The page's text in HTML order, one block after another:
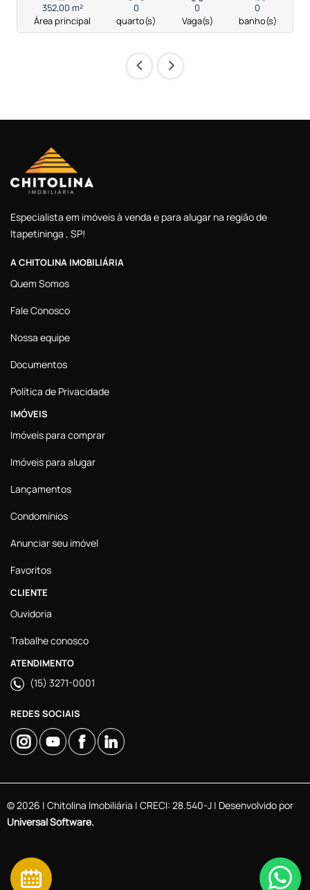
352,00 m²
Área principal
0
quarto(s)
0
Vaga(s)
0
banho(s)
‹ ›
Especialista em imóveis à venda e para alugar na região de
Itapetininga , SP!
A CHITOLINA IMOBILIÁRIA
Quem Somos
Fale Conosco
Nossa equipe
Documentos
Política de Privacidade
IMÓVEIS
Imóveis para comprar
Imóveis para alugar
Lançamentos
Condomínios
Anunciar seu imóvel
Favoritos
CLIENTE
Ouvidoria
Trabalhe conosco
ATENDIMENTO
(15) 3271-0001
REDES SOCIAIS
© 2026 | Chitolina Imobiliária | CRECI: 28.540-J | Desenvolvido por
Universal Software.